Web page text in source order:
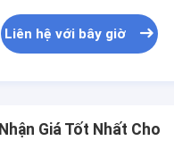
Liên hệ với bây giờ
Nhận Giá Tốt Nhất Cho